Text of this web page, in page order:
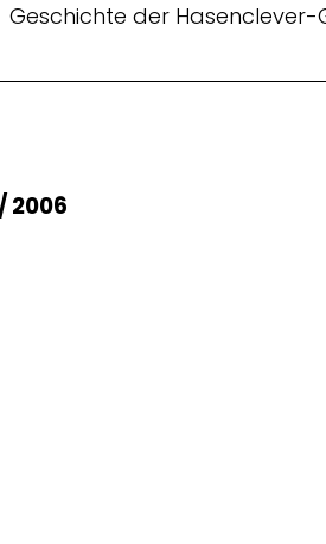
Geschichte der Hasenclever-
2006